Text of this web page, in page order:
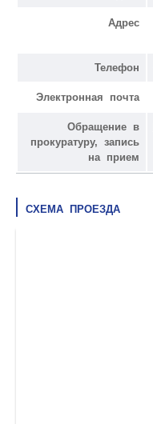
Адрес
Телефон
Электронная почта
Обращение в
прокуратуру, запись
на прием
СХЕМА ПРОЕЗДА